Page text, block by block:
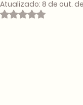
Atualizado: 8 de out.
Avaliado com